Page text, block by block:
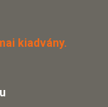
kiadvány.